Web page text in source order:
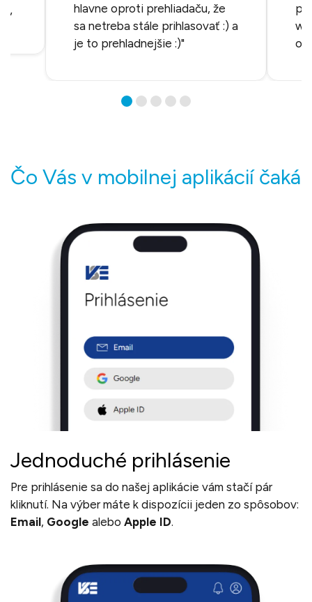
”
hlavne oproti prehliadaču, že
sa netreba stále prihlasovať :) a
je to prehladnejšie :)"
Čo Vás v mobilnej aplikácií čaká
Jednoduché prihlásenie
Pre prihlásenie sa do našej aplikácie vám stačí pár
kliknutí. Na výber máte k dispozícii jeden zo spôsobov:
Email, Google alebo Apple ID.